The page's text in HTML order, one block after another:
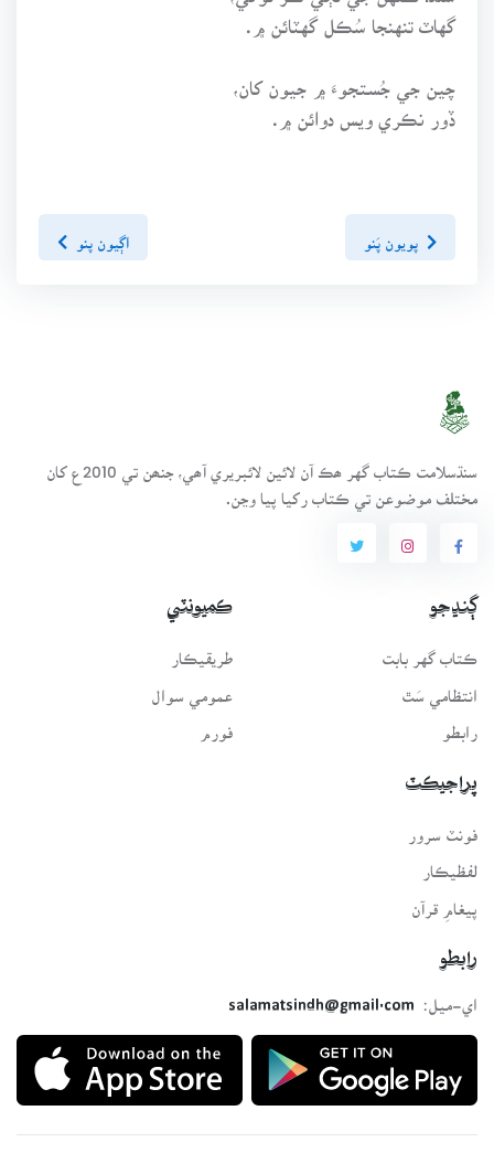
گهاٽ تنهنجا سُڪل گهٽائن ۾.
چين جي جُستجوءَ ۾ جيون کان،
ڏور نڪري ويس دوائن ۾.
پويون پَنو اڳيون پنو
سنڌسلامت ڪتاب گهر ھڪ آن لائين لائبريري آھي، جنھن تي 2010ع کان
مختلف موضوعن تي ڪتاب رکيا پيا وڃن.
ڳنڍجو
ڪتاب گهر بابت
انتظامي سَٿ
رابطو
ڪميونٽي
طريقيڪار
عمومي سوال
فورم
پراجيڪٽ
لفظيڪار
پيغامِ قرآن
رابطو
اي-ميل:
salamatsindh@gmail.com